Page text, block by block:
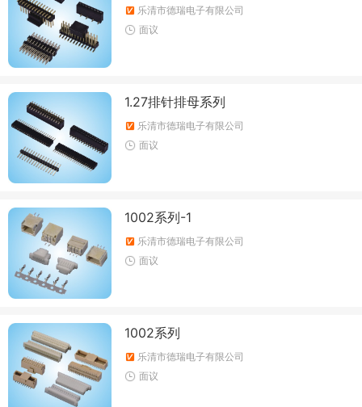
乐清市德瑞电子有限公司
面议
1.27排针排母系列
乐清市德瑞电子有限公司
面议
1002系列-1
乐清市德瑞电子有限公司
面议
1002系列
乐清市德瑞电子有限公司
面议